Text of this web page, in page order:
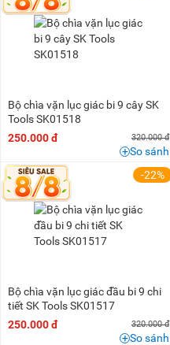
200K - 500K (22)
500K - 1 triệu
Bộ chìa vặn lục giác bi 9 cây SK
Tools SK01518
250.000 đ
320.000 đ
So sánh
-22%
Bộ chìa vặn lục giác đầu bi 9 chi
tiết SK Tools SK01517
250.000 đ
320.000 đ
So sánh